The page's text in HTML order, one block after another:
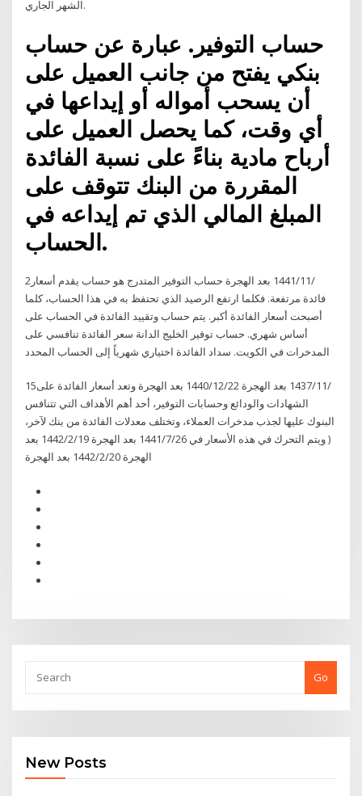
الشهر الجاري.
حساب التوفير. عبارة عن حساب
بنكي يفتح من جانب العميل على
أن يسحب أمواله أو إيداعها في
أي وقت، كما يحصل العميل على
أرباح مادية بناءً على نسبة الفائدة
المقررة من البنك تتوقف على
المبلغ المالي الذي تم إيداعه في
الحساب.
2‏‏/11‏‏/1441 بعد الهجرة حساب التوفير المتدرج هو حساب يقدم أسعار
فائدة مرتفعة. فكلما ارتفع الرصيد الذي تحتفظ به في هذا الحساب، كلما
أصبحت أسعار الفائدة أكبر. يتم حساب وتقييد الفائدة في الحساب على
أساس شهري. حساب توفير الخليج الدانة سعر الفائدة تنافسي على
المدخرات في الكويت. سداد الفائدة اختياري شهرياً إلى الحساب المحدد
15‏‏/11‏‏/1437 بعد الهجرة 22‏‏/12‏‏/1440 بعد الهجرة وتعد أسعار الفائدة على
الشهادات والودائع وحسابات التوفير، أحد أهم الأهداف التي تتنافس
البنوك عليها لجذب مدخرات العملاء، وتختلف معدلات الفائدة من بنك لآخر،
( ويتم التحرك في هذه الأسعار في 26‏‏/7‏‏/1441 بعد الهجرة 19‏‏/2‏‏/1442 بعد
الهجرة 20‏‏/2‏‏/1442 بعد الهجرة
Go
New Posts